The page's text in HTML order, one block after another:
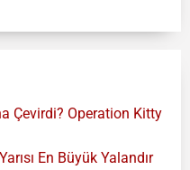
Çevirdi? Operation Kitty
En Büyük Yalandır